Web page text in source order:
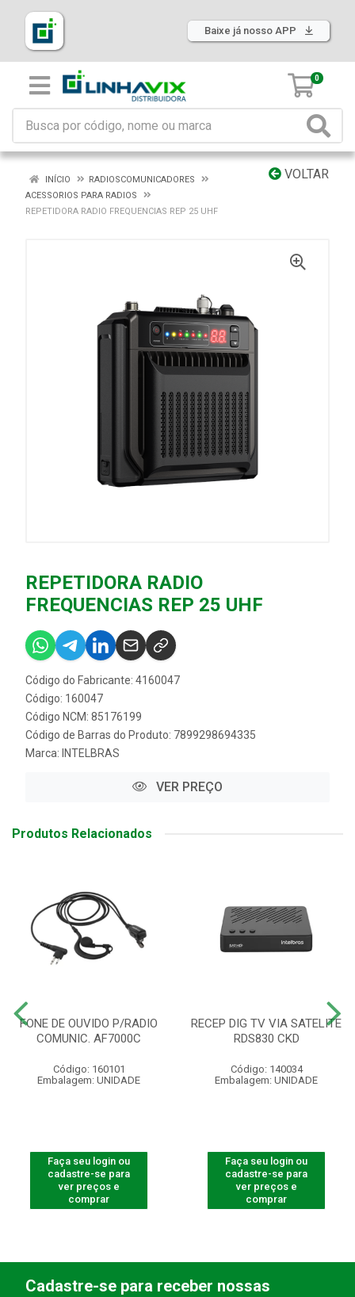
Baixe já nosso APP
0
VOLTAR
INÍCIO
RADIOSCOMUNICADORES
ACESSORIOS PARA RADIOS
REPETIDORA RADIO FREQUENCIAS REP 25 UHF
REPETIDORA RADIO
FREQUENCIAS REP 25 UHF
Código do Fabricante: 4160047
Código: 160047
Código NCM: 85176199
Código de Barras do Produto: 7899298694335
Marca: INTELBRAS
VER PREÇO
Produtos Relacionados
FONE DE OUVIDO P/RADIO
COMUNIC. AF7000C
Código: 160101
Embalagem: UNIDADE
Faça seu login ou
cadastre-se para
ver preços e
comprar
RECEP DIG TV VIA SATELITE
RDS830 CKD
Código: 140034
Embalagem: UNIDADE
Faça seu login ou
cadastre-se para
ver preços e
comprar
Cadastre-se para receber nossas